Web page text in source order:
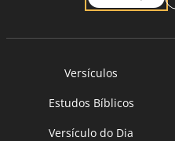
Versículos
Estudos Bíblicos
Versículo do Dia